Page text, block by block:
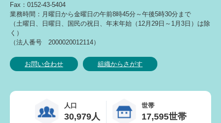
Fax：0152-43-5404
業務時間：月曜日から金曜日の午前8時45分～午後5時30分まで
（土曜日、日曜日、国民の祝日、年末年始（12月29日～1月3日）は除
く）
（法人番号 2000020012114）
お問い合わせ 組織からさがす
人口
30,979人
世帯
17,595世帯